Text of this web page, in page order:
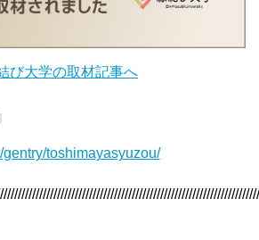
び大学の取材記事へ
gentry/toshimayasyuzou/